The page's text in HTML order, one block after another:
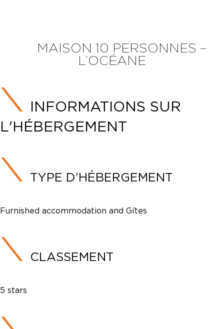
MAISON 10 PERSONNES –
L’OCÉANE
INFORMATIONS SUR
L'HÉBERGEMENT
TYPE D’HÉBERGEMENT
Furnished accommodation and Gîtes
CLASSEMENT
5 stars